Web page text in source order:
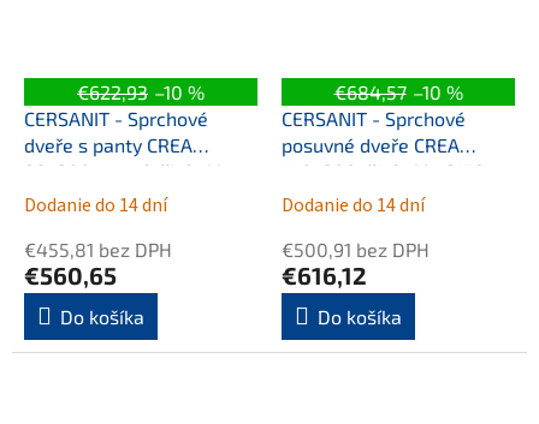
€622,93 –10 %
CERSANIT - Sprchové
dveře s panty CREA
90x200, pravé, čiré sklo
S159-006
Dodanie do 14 dní
€455,81 bez DPH
€560,65
Do košíka
€684,57 –10 %
CERSANIT - Sprchové
posuvné dveře CREA
140x200, čiré sklo S159-
008
Dodanie do 14 dní
€500,91 bez DPH
€616,12
Do košíka